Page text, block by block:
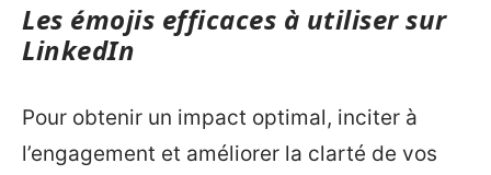
Les émojis efficaces à utiliser sur
LinkedIn
Pour obtenir un impact optimal, inciter à
l’engagement et améliorer la clarté de vos